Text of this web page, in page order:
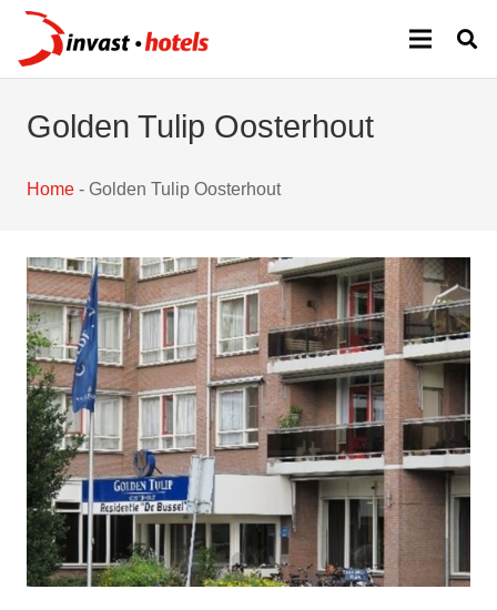
Golden Tulip Oosterhout
Home - Golden Tulip Oosterhout